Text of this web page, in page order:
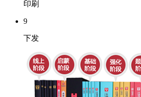
印刷
9
下发